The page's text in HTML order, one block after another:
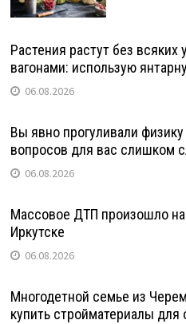
Растения растут без
вагонами: использую
06.08.2026
Вы явно прогуливали
вопросов для вас слишком
06.08.2026
Массовое ДТП произошло на
Иркутске
06.08.2026
Многодетной семье из
купить стройматериалы для